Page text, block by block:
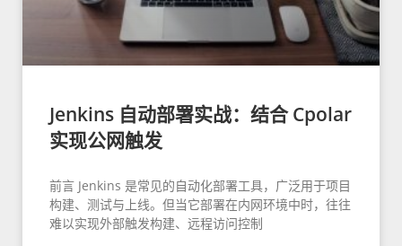
Jenkins 自动部署实战：结合 Cpolar
实现公网触发
前言 Jenkins 是常见的自动化部署工具，广泛用于项目
构建、测试与上线。但当它部署在内网环境中时，往往
难以实现外部触发构建、远程访问控制